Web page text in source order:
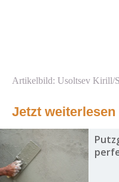
Artikelbild: Usoltsev Kirill/
Jetzt weiterlesen